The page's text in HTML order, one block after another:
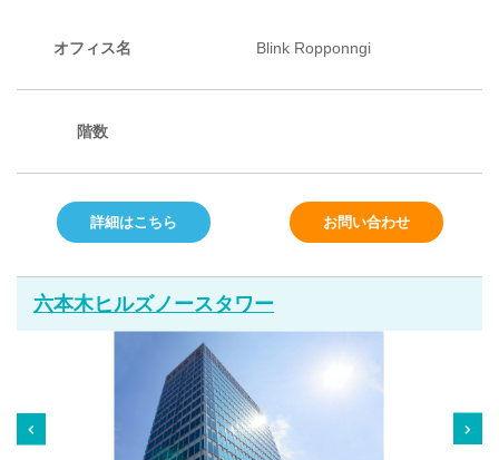
オフィス名 Blink Ropponngi
階数
詳細はこちら お問い合わせ
六本木ヒルズノースタワー